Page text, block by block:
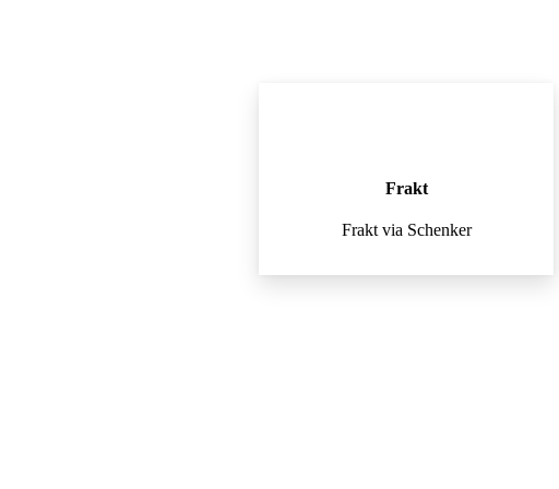
Frakt
Frakt via Schenker